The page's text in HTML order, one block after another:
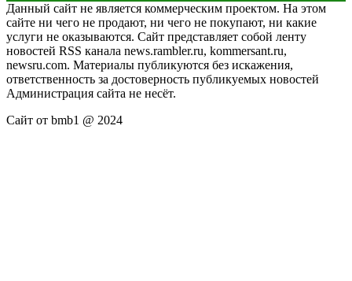
Данный сайт не является коммерческим проектом. На этом
сайте ни чего не продают, ни чего не покупают, ни какие
услуги не оказываются. Сайт представляет собой ленту
новостей RSS канала news.rambler.ru, kommersant.ru,
newsru.com. Материалы публикуются без искажения,
ответственность за достоверность публикуемых новостей
Администрация сайта не несёт.
Сайт от bmb1 @ 2024